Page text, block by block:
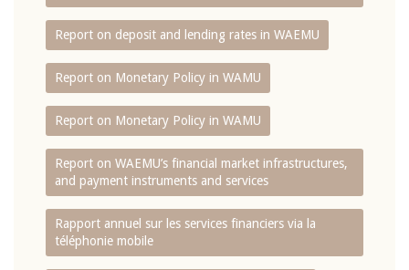
Report on deposit and lending rates in WAEMU
Report on Monetary Policy in WAMU
Report on Monetary Policy in WAMU
Report on WAEMU’s financial market infrastructures,
and payment instruments and services
Rapport annuel sur les services financiers via la
téléphonie mobile